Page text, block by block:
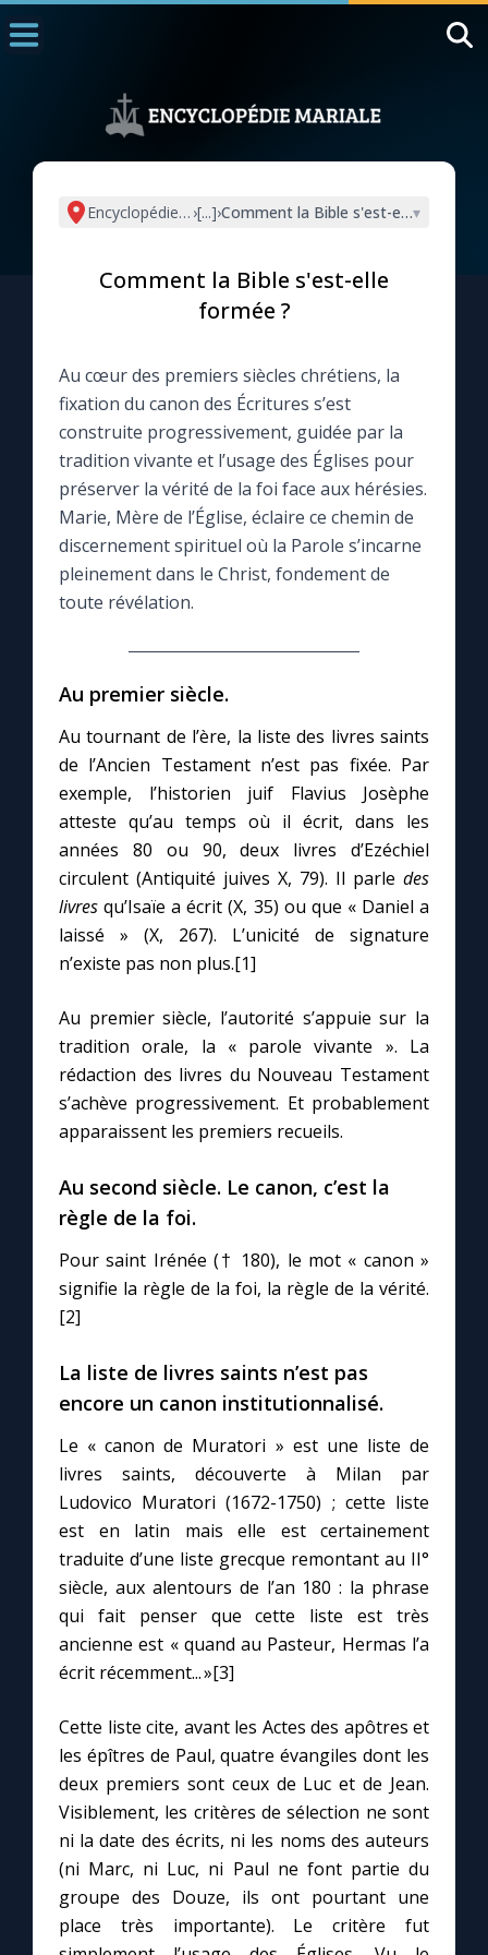
L'actualité de la semaine
La newsletter
La vidéo de la semaine
Le compte Tiktok
Le magazine
Questions-réponses
Prier au quotidien
Avec Thérèse de Lisieux
L'Évangile chaque jour
Les premiers samedis du mois
Marie qui défait les nœuds
Me consacrer à Jésus par Marie
Une Minute avec Marie
Une neuvaine
À la une
1000 Raisons de Croire
Chapelet pour le monde
Contact
Faire un don
Marie de Nazareth
Encyclopédie mariale
›[...]›Comment la Bible s'est-elle formée ?
▾
Comment la Bible s'est-elle
formée ?
Au cœur des premiers siècles chrétiens, la
fixation du canon des Écritures s’est
construite progressivement, guidée par la
tradition vivante et l’usage des Églises pour
préserver la vérité de la foi face aux hérésies.
Marie, Mère de l’Église, éclaire ce chemin de
discernement spirituel où la Parole s’incarne
pleinement dans le Christ, fondement de
toute révélation.
Au premier siècle.
Au tournant de l’ère, la liste des livres saints
de l’Ancien Testament n’est pas fixée. Par
exemple, l’historien juif Flavius Josèphe
atteste qu’au temps où il écrit, dans les
années 80 ou 90, deux livres d’Ezéchiel
circulent (Antiquité juives X, 79). Il parle des
livres qu’Isaïe a écrit (X, 35) ou que « Daniel a
laissé » (X, 267). L’unicité de signature
n’existe pas non plus.[1]
Au premier siècle, l’autorité s’appuie sur la
tradition orale, la « parole vivante ». La
rédaction des livres du Nouveau Testament
s’achève progressivement. Et probablement
apparaissent les premiers recueils.
Au second siècle. Le canon, c’est la
règle de la foi.
Pour saint Irénée († 180), le mot « canon »
signifie la règle de la foi, la règle de la vérité.
[2]
La liste de livres saints n’est pas
encore un canon institutionnalisé.
Le « canon de Muratori » est une liste de
livres saints, découverte à Milan par
Ludovico Muratori (1672-1750) ; cette liste
est en latin mais elle est certainement
traduite d’une liste grecque remontant au II°
siècle, aux alentours de l’an 180 : la phrase
qui fait penser que cette liste est très
ancienne est « quand au Pasteur, Hermas l’a
écrit récemment... »[3]
Cette liste cite, avant les Actes des apôtres et
les épîtres de Paul, quatre évangiles dont les
deux premiers sont ceux de Luc et de Jean.
Visiblement, les critères de sélection ne sont
ni la date des écrits, ni les noms des auteurs
(ni Marc, ni Luc, ni Paul ne font partie du
groupe des Douze, ils ont pourtant une
place très importante). Le critère fut